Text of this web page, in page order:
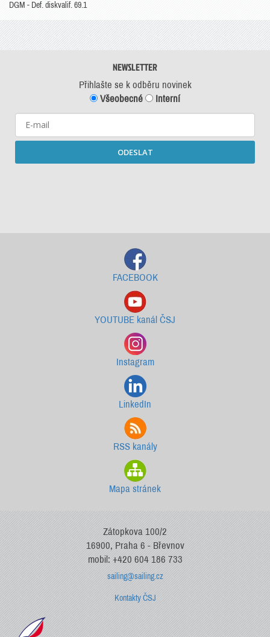
DGM - Def. diskvalif. 69.1
NEWSLETTER
Přihlašte se k odběru novinek
Všeobecné
Interní
ODESLAT
FACEBOOK
YOUTUBE kanál ČSJ
Instagram
LinkedIn
RSS kanály
Mapa stránek
Zátopkova 100/2
16900, Praha 6 - Břevnov
mobil: +420 604 186 733
sailing@sailing.cz
Kontakty ČSJ